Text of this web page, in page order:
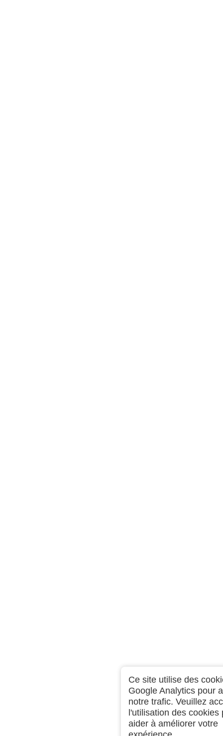
Ce site utilise des
Google Analytics pour
notre trafic. Veuillez
l'utilisation des cookies
aider à améliorer votre